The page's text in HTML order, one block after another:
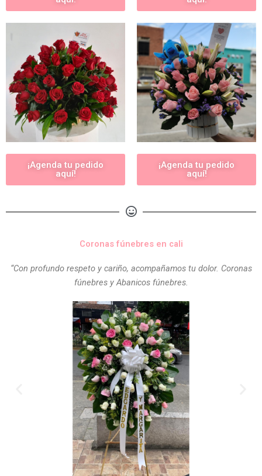
¡Agenda tu pedido
aquí!
¡Agenda tu pedido
aquí!
Coronas fúnebres en cali
“Con profundo respeto y cariño, acompañamos tu dolor. Coronas
fúnebres y Abanicos fúnebres.